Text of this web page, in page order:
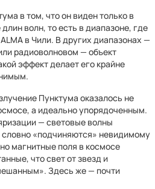
в том, что он виден только в
волн, то есть в диапазоне, где
в Чили. В других диапазонах —
радиоволновом — объект
эффект делает его крайне
Пунктума оказалось не
а идеально упорядоченным.
— световые волны
«подчиняются» невидимому
магнитные поля в космосе
что свет от звезд и
Здесь же — почти